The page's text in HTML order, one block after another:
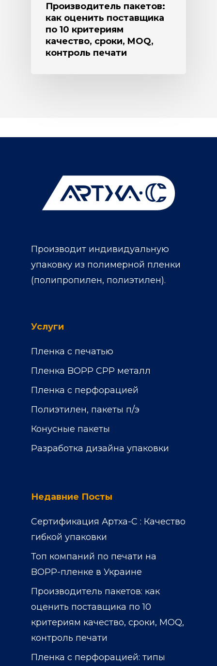
Производитель пакетов:
как оценить поставщика
по 10 критериям
качество, сроки, MOQ,
контроль печати
Производит индивидуальную
упаковку из полимерной пленки
(полипропилен, полиэтилен).
Услуги
Пленка с печатью
Пленка BOPP CPP металл
Пленка с перфорацией
Полиэтилен, пакеты п/э
Конусные пакеты
Разработка дизайна упаковки
Недавние Посты
Сертификация Артха-С : Качество
гибкой упаковки
Топ компаний по печати на
BOPP-пленке в Украине
Производитель пакетов: как
оценить поставщика по 10
критериям качество, сроки, MOQ,
контроль печати
Пленка с перфорацией: типы